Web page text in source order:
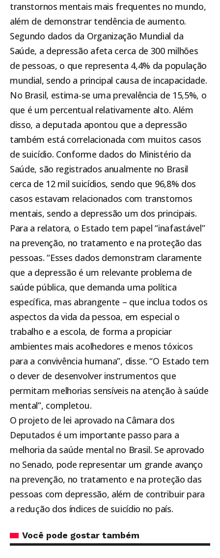
transtornos mentais mais frequentes no mundo,
além de demonstrar tendência de aumento.
Segundo dados da Organização Mundial da
Saúde, a depressão afeta cerca de 300 milhões
de pessoas, o que representa 4,4% da população
mundial, sendo a principal causa de incapacidade.
No Brasil, estima-se uma prevalência de 15,5%, o
que é um percentual relativamente alto. Além
disso, a deputada apontou que a depressão
também está correlacionada com muitos casos
de suicídio. Conforme dados do Ministério da
Saúde, são registrados anualmente no Brasil
cerca de 12 mil suicídios, sendo que 96,8% dos
casos estavam relacionados com transtornos
mentais, sendo a depressão um dos principais.
Para a relatora, o Estado tem papel “inafastável”
na prevenção, no tratamento e na proteção das
pessoas. “Esses dados demonstram claramente
que a depressão é um relevante problema de
saúde pública, que demanda uma política
específica, mas abrangente – que inclua todos os
aspectos da vida da pessoa, em especial o
trabalho e a escola, de forma a propiciar
ambientes mais acolhedores e menos tóxicos
para a convivência humana”, disse. “O Estado tem
o dever de desenvolver instrumentos que
permitam melhorias sensíveis na atenção à saúde
mental”, completou.
O projeto de lei aprovado na Câmara dos
Deputados é um importante passo para a
melhoria da saúde mental no Brasil. Se aprovado
no Senado, pode representar um grande avanço
na prevenção, no tratamento e na proteção das
pessoas com depressão, além de contribuir para
a redução dos índices de suicídio no país.
Você pode gostar também